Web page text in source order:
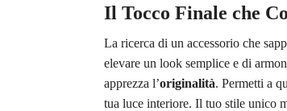
Il Tocco Finale che
La ricerca di un accessorio che
elevare un look semplice e di
apprezza l’originalità. Permetti a
tua luce interiore. Il tuo stile unico